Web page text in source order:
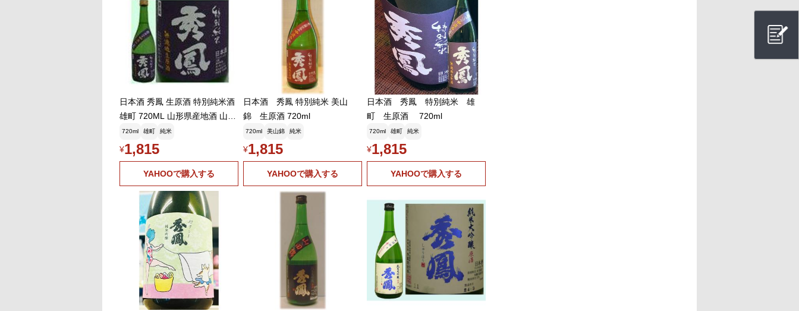
日本酒 秀鳳 生原酒 特別純米酒
雄町 720ML 山形県産地酒 山形
県 お中元 御中元
720ml 雄町 純米
¥1,815
YAHOOで購入する
日本酒 秀鳳 特別純米 美山
錦 生原酒 720ml
720ml 美山錦 純米
¥1,815
YAHOOで購入する
日本酒 秀鳳 特別純米 雄
町 生原酒 720ml
720ml 雄町 純米
¥1,815
YAHOOで購入する